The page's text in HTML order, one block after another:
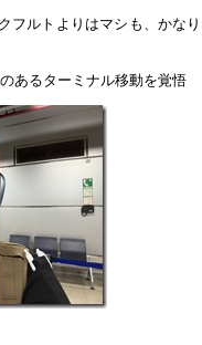
フルトよりはマシも、かな
あるターミナル移動を覚悟